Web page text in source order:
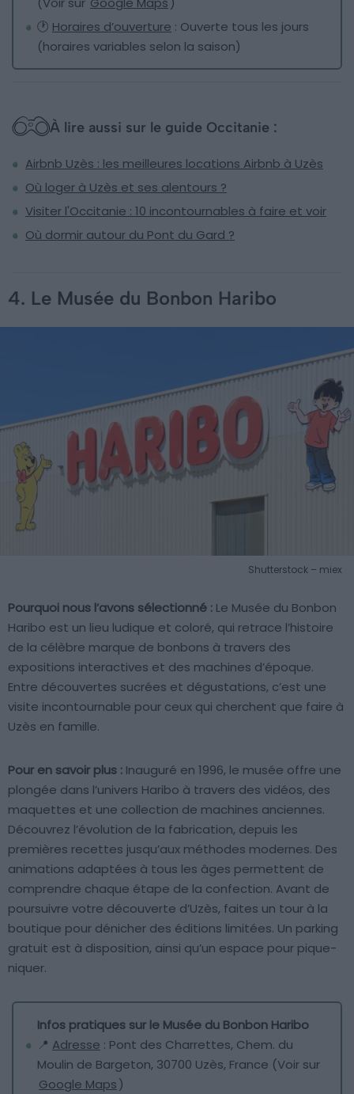
🕐 Horaires d’ouverture : Ouverte tous les jours
(horaires variables selon la saison)
À lire aussi sur le guide Occitanie :
Airbnb Uzès : les meilleures locations Airbnb à Uzès
Où loger à Uzès et ses alentours ?
Visiter l'Occitanie : 10 incontournables à faire et voir
Où dormir autour du Pont du Gard ?
4. Le Musée du Bonbon Haribo
Shutterstock – miex
Pourquoi nous l’avons sélectionné : Le Musée du Bonbon
Haribo est un lieu ludique et coloré, qui retrace l’histoire
de la célèbre marque de bonbons à travers des
expositions interactives et des machines d’époque.
Entre découvertes sucrées et dégustations, c’est une
visite incontournable pour ceux qui cherchent que faire à
Uzès en famille.
Pour en savoir plus : Inauguré en 1996, le musée offre une
plongée dans l’univers Haribo à travers des vidéos, des
maquettes et une collection de machines anciennes.
Découvrez l’évolution de la fabrication, depuis les
premières recettes jusqu’aux méthodes modernes. Des
animations adaptées à tous les âges permettent de
comprendre chaque étape de la confection. Avant de
poursuivre votre découverte d’Uzès, faites un tour à la
boutique pour dénicher des éditions limitées. Un parking
gratuit est à disposition, ainsi qu’un espace pour pique-
niquer.
Infos pratiques sur le Musée du Bonbon Haribo
📍 Adresse : Pont des Charrettes, Chem. du
Moulin de Bargeton, 30700 Uzès, France (Voir sur
Google Maps)